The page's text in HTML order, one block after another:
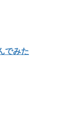
でみた